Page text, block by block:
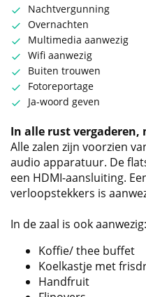
Nachtvergunning
Overnachten
Multimedia aanwezig
Wifi aanwezig
Buiten trouwen
Fotoreportage
Ja-woord geven
In alle rust
Alle zalen zijn voorzien
audio apparatuur. De
een HDMI-aansluiting.
verloopstekkers is
In de zaal is ook aanwezig:
Koffie/ thee buffet
Koelkastje met
Handfruit